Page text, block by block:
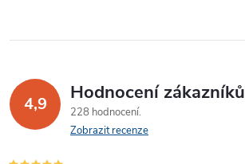
4,9 Hodnocení zákazníků
228 hodnocení
Zobrazit recenze